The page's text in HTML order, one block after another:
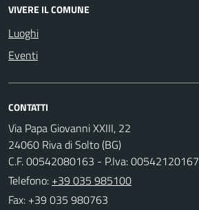
VIVERE IL COMUNE
Luoghi
Eventi
CONTATTI
Via Papa Giovanni XXIII, 22
24060 Riva di Solto (BG)
C.F. 00542080163 - P.Iva: 00542120167
Telefono: +39 035 985100
Fax: +39 035 980763